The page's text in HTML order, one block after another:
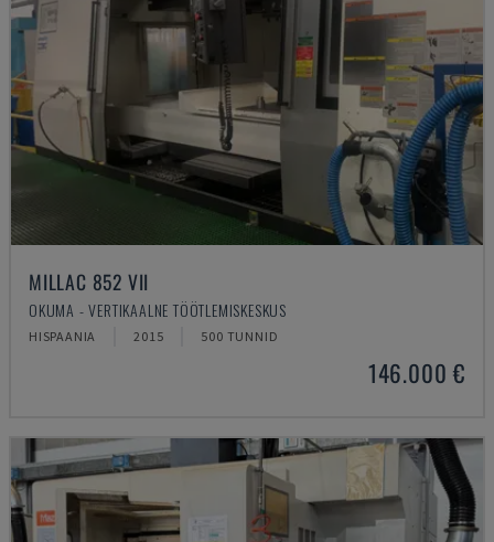
MILLAC 852 VII
OKUMA - VERTIKAALNE TÖÖTLEMISKESKUS
HISPAANIA 2015 500 TUNNID
146.000 €